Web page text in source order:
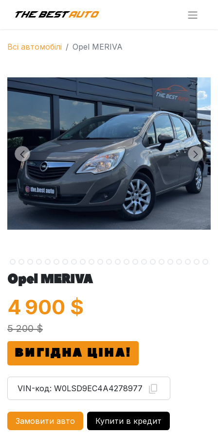
Всі автомобілі Opel MERIVA
Opel MERIVA
4 900 $
5 200 $
ВИГІДНА ЦІНА!
VIN-код: W0LSD9EC4A4278977
Замовити авто Купити в кредит